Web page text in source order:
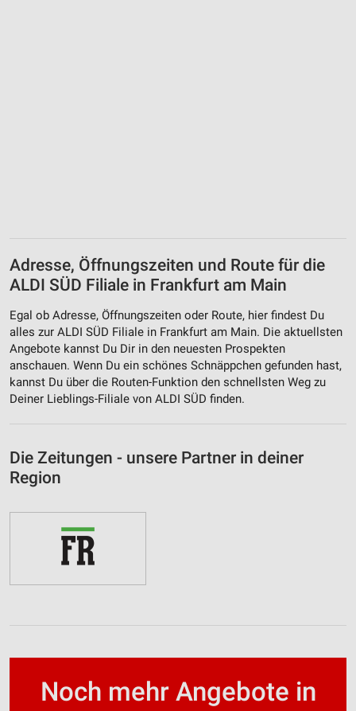
Adresse, Öffnungszeiten und Route für die
ALDI SÜD Filiale in Frankfurt am Main
Egal ob Adresse, Öffnungszeiten oder Route, hier findest Du
alles zur ALDI SÜD Filiale in Frankfurt am Main. Die aktuellsten
Angebote kannst Du Dir in den neuesten Prospekten
anschauen. Wenn Du ein schönes Schnäppchen gefunden hast,
kannst Du über die Routen-Funktion den schnellsten Weg zu
Deiner Lieblings-Filiale von ALDI SÜD finden.
Die Zeitungen - unsere Partner in deiner
Region
Noch mehr Angebote in